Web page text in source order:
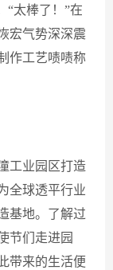
“太棒了！”在
宏气势深深震
作工艺啧啧称
工业园区打造
全球透平行业
基地。了解过
节们走进园
带来的生活便